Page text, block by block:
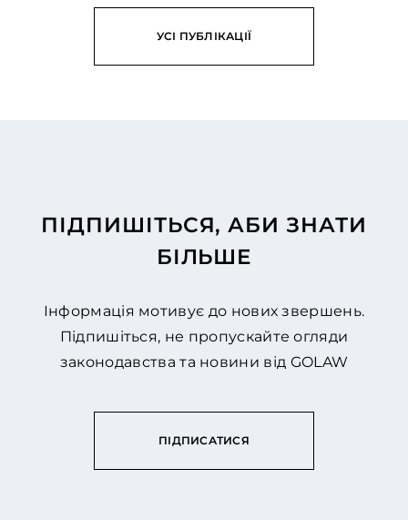
УСІ ПУБЛІКАЦІЇ
ПІДПИШІТЬСЯ, АБИ ЗНАТИ
БІЛЬШЕ
Інформація мотивує до нових звершень.
Підпишіться, не пропускайте огляди
законодавства та новини від GOLAW
ПІДПИСАТИСЯ